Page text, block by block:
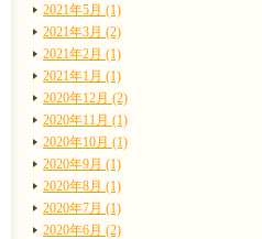
2021年5月 (1)
2021年3月 (2)
2021年2月 (1)
2021年1月 (1)
2020年12月 (2)
2020年11月 (1)
2020年10月 (1)
2020年9月 (1)
2020年8月 (1)
2020年7月 (1)
2020年6月 (2)